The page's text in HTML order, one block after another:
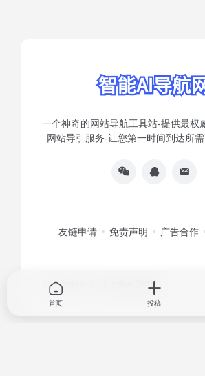
一个神奇的网站导航工具站-提供最权
网站导引服务-让您第一时间到达所
友链申请 免责声明 广告合作
Copyright © 2026 智能AI导航网
首页 投稿